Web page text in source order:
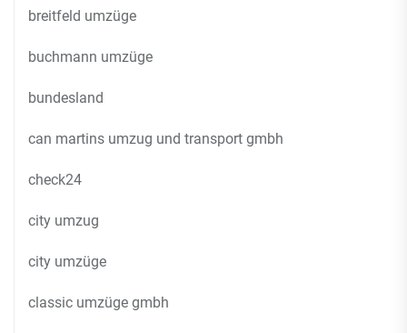
breitfeld umzüge
buchmann umzüge
bundesland
can martins umzug und transport gmbh
check24
city umzug
city umzüge
classic umzüge gmbh